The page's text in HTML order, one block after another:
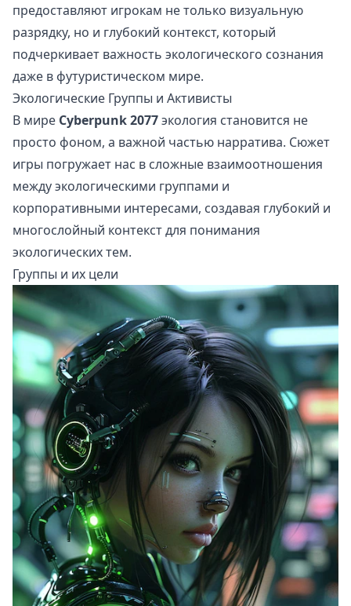
предоставляют игрокам не только визуальную
разрядку, но и глубокий контекст, который
подчеркивает важность экологического сознания
даже в футуристическом мире.
Экологические Группы и Активисты
В мире Cyberpunk 2077экология становится не
просто фоном, а важной частью нарратива. Сюжет
игры погружает нас в сложные взаимоотношения
между экологическими группами и
корпоративными интересами, создавая глубокий и
многослойный контекст для понимания
экологических тем.
Группы и их цели